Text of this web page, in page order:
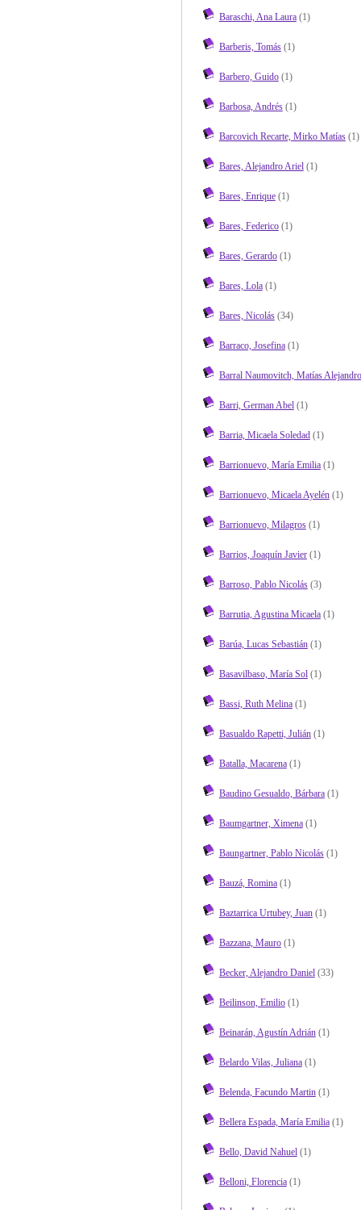
Baraschi, Ana Laura(1)
Barberis, Tomás(1)
Barbero, Guido(1)
Barbosa, Andrés(1)
Barcovich Recarte, Mirko Matías(1)
Bares, Alejandro Ariel(1)
Bares, Enrique(1)
Bares, Federico(1)
Bares, Gerardo(1)
Bares, Lola(1)
Bares, Nicolás(34)
Barraco, Josefina(1)
Barral Naumovitch, Matías Alejandro
Barri, German Abel(1)
Barria, Micaela Soledad(1)
Barrionuevo, María Emilia(1)
Barrionuevo, Micaela Ayelén(1)
Barrionuevo, Milagros(1)
Barrios, Joaquín Javier(1)
Barroso, Pablo Nicolás(3)
Barrutia, Agustina Micaela(1)
Barúa, Lucas Sebastián(1)
Basavilbaso, María Sol(1)
Bassi, Ruth Melina(1)
Basualdo Rapetti, Julián(1)
Batalla, Macarena(1)
Baudino Gesualdo, Bárbara(1)
Baumgartner, Ximena(1)
Baungartner, Pablo Nicolás(1)
Bauzá, Romina(1)
Baztarrica Urtubey, Juan(1)
Bazzana, Mauro(1)
Becker, Alejandro Daniel(33)
Beilinson, Emilio(1)
Beinarán, Agustín Adrián(1)
Belardo Vilas, Juliana(1)
Belenda, Facundo Martin(1)
Bellera Espada, María Emilia(1)
Bello, David Nahuel(1)
Belloni, Florencia(1)